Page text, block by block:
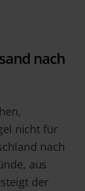
nach
nicht für
nach
aus
der